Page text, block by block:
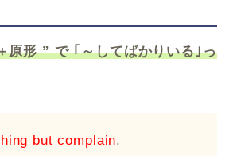
形 ” で ｢～してばかりいる｣っ
but complain.